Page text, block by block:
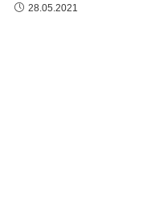
28.05.2021